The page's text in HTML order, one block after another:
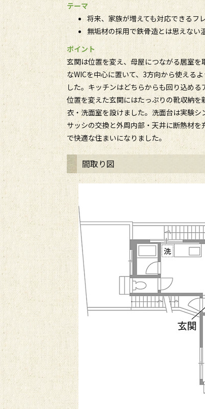
テーマ
将来、家族が増えても対応できるフ
無垢材の採用で鉄骨造とは思えない
ポイント
玄関は位置を変え、母屋につながる居室
なWICを中心に置いて、3方向から使える
した。キッチンはどちらからも回り込め
位置を変えた玄関にはたっぷりの靴収納
衣・洗面室を設けました。洗面台は実験
サッシの交換と外周内部・天井に断熱材
で快適な住まいになりました。
間取り図